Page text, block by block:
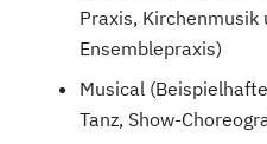
Praxis, Kirchenmusik
Ensemblepraxis)
Musical
Tanz, Show-